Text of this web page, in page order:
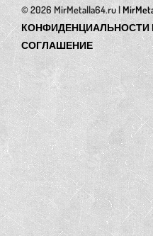
КОНФИДЕНЦИАЛЬНОСТИ
СОГЛАШЕНИЕ